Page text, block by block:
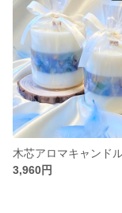
3,960円